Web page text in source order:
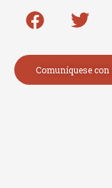
Comuníquese